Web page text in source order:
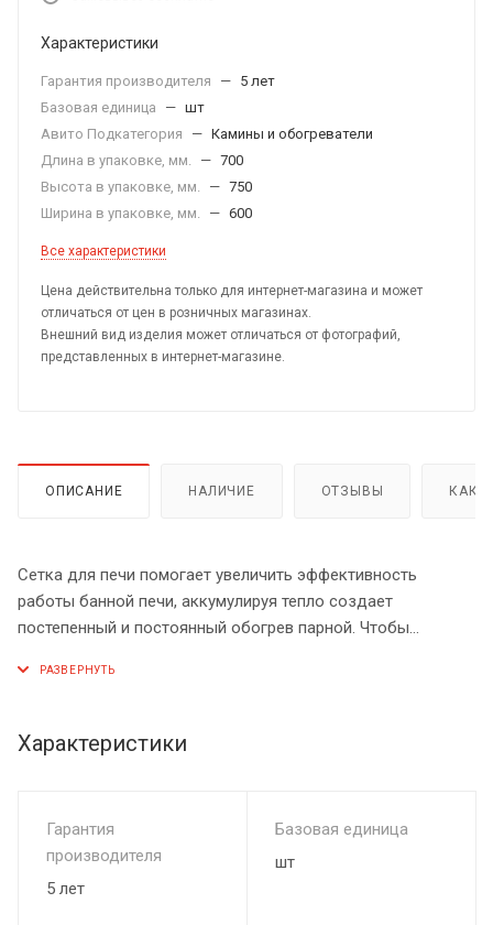
Характеристики
Гарантия производителя — 5 лет
Базовая единица
— шт
Авито Подкатегория
— Камины и обогреватели
Длина в упаковке, мм.
— 700
Высота в упаковке, мм.
— 750
Ширина в упаковке, мм.
— 600
Все характеристики
Цена действительна только для интернет-магазина и может
отличаться от цен в розничных магазинах.
Внешний вид изделия может отличаться от фотографий,
представленных в интернет-магазине.
ОПИСАНИЕ НАЛИЧИЕ ОТЗЫВЫ КАК
Сетка для печи помогает увеличить эффективность
работы банной печи, аккумулируя тепло создает
постепенный и постоянный обогрев парной. Чтобы
укладывать их в след.последовательности: нижний ряд —
постепенным уменьшением размера камней.
Характеристики
Гарантия
производителя
5 лет
Базовая единица
шт